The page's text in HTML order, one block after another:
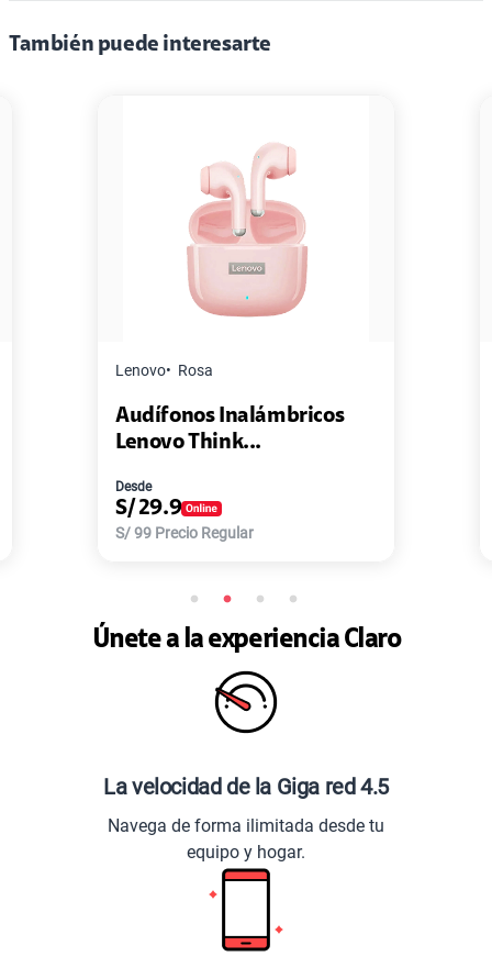
También puede interesarte
Master G Negro
Pack de 2 Power Bank Mini
Master-G ...
Desde
S/77.9
S/ 168Precio Regular
Únete a la experiencia Claro
La velocidad de la Giga red 4.5
Navega de forma ilimitada desde tu
equipo y hogar.